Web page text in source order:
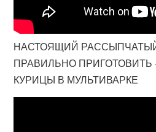
НАСТОЯЩИЙ
ПРАВИЛЬНО ПРИГОТОВИТЬ
КУРИЦЫ В МУЛЬТИВАРКЕ